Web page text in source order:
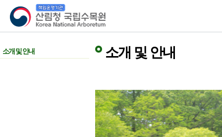
산림청 국립수목원
소개 및 안내 소개 및 안내